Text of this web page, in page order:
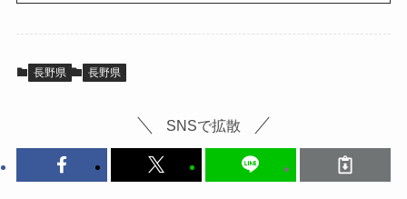
長野県 長野県
SNSで拡散